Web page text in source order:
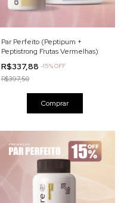
Par Perfeito (Peptipum +
Peptistrong Frutas Vermelhas)
R$337,88 -15% OFF
R$397,50